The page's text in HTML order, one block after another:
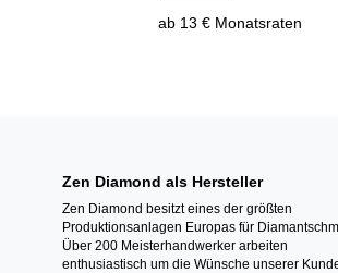
ab 13 € Monatsraten
Zen Diamond als Hersteller
Zen Diamond besitzt eines der größten
Produktionsanlagen Europas für
Über 200 Meisterhandwerker arbeiten
enthusiastisch um die Wünsche unserer